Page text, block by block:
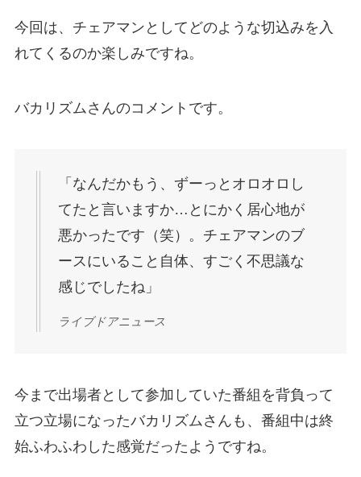
今回は、チェアマンとしてどのような切込みを入
れてくるのか楽しみですね。
バカリズムさんのコメントです。
「なんだかもう、ずーっとオロオロし
てたと言いますか…とにかく居心地が
悪かったです（笑）。チェアマンのブ
ースにいること自体、すごく不思議な
感じでしたね」
ライブドアニュース
今まで出場者として参加していた番組を背負って
立つ立場になったバカリズムさんも、番組中は終
始ふわふわした感覚だったようですね。